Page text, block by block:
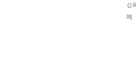
公
吨